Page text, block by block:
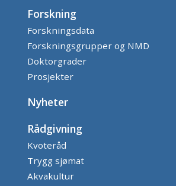
Forskning
Forskningsdata
Forskningsgrupper og NMD
Doktorgrader
Prosjekter
Nyheter
Rådgivning
Kvoteråd
Trygg sjømat
Akvakultur